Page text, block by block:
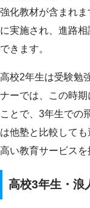
強化教材が含まれま
に実施され、進路
できます。
高校2年生は受験勉
ナーでは、この時期
ことで、3年生での
は他塾と比較して
高い教育サービスを
高校3年生・浪